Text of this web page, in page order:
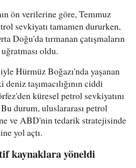
ön verilerine göre, Temmuz
sevkiyatı tamamen dururken,
Doğu'da tırmanan çatışmaların
oldu.
Hürmüz Boğazı'nda yaşanan
taşımacılığının ciddi
küresel petrol sevkiyatını
durum, uluslararası petrol
ve ABD'nin tedarik stratejisinde
yol açtı.
kaynaklara yöneldi